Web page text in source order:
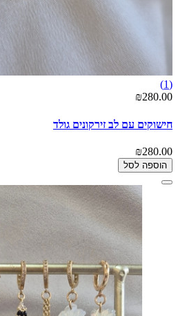
(1)
₪280.00
חישוקים עם לב זירקונים גולד
₪280.00
הוספה לסל